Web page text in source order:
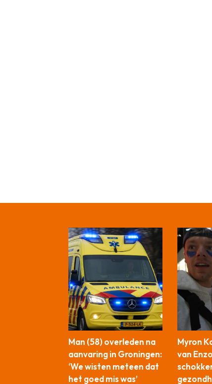
Man (58) overleden na
aanvaring in Groningen:
‘We wisten meteen dat
het goed mis was’
Myron
van